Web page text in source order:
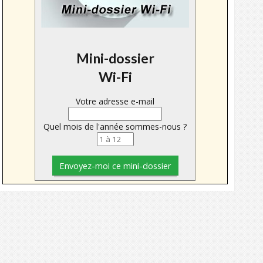
Mini-dossier
Wi-Fi
Votre adresse e-mail
Quel mois de l'année sommes-nous ?